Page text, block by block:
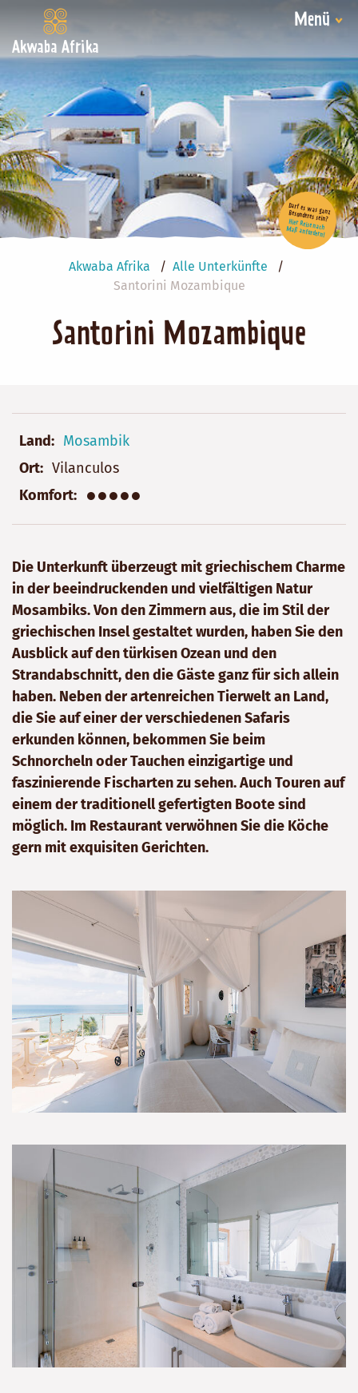
Akwaba Afrika
Menü
Akwaba Afrika
Alle Unterkünfte
Santorini Mozambique
Santorini Mozambique
Darf es was ganz Besonderes sein?
Hier Reise nach Maß anfordern!
Land
Mosambik
Ort
Vilanculos
Komfort
●●●●●
Die Unterkunft überzeugt mit griechischem Charme
in der beeindruckenden und vielfältigen Natur
Mosambiks. Von den Zimmern aus, die im Stil der
griechischen Insel gestaltet wurden, haben Sie den
Ausblick auf den türkisen Ozean und den
Strandabschnitt, den die Gäste ganz für sich allein
haben. Neben der artenreichen Tierwelt an Land,
die Sie auf einer der verschiedenen Safaris
erkunden können, bekommen Sie beim
Schnorcheln oder Tauchen einzigartige und
faszinierende Fischarten zu sehen. Auch Touren auf
einem der traditionell gefertigten Boote sind
möglich. Im Restaurant verwöhnen Sie die Köche
gern mit exquisiten Gerichten.